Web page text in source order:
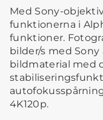
Med Sony-
funktionerna i
funktioner.
bilder/s med
bildmaterial med
4K120p.